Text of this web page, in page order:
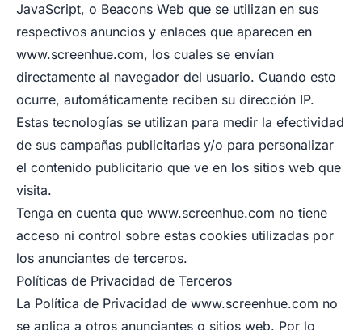
JavaScript, o Beacons Web que se utilizan en sus
respectivos anuncios y enlaces que aparecen en
www.screenhue.com, los cuales se envían
directamente al navegador del usuario. Cuando esto
ocurre, automáticamente reciben su dirección IP.
Estas tecnologías se utilizan para medir la efectividad
de sus campañas publicitarias y/o para personalizar
el contenido publicitario que ve en los sitios web que
visita.
Tenga en cuenta que www.screenhue.com no tiene
acceso ni control sobre estas cookies utilizadas por
los anunciantes de terceros.
Políticas de Privacidad de Terceros
La Política de Privacidad de www.screenhue.com no
se aplica a otros anunciantes o sitios web. Por lo